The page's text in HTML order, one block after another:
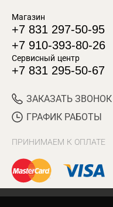
Магазин
+7 831 297-50-95
+7 910-393-80-26
Сервисный центр
+7 831 295-50-67
ЗАКАЗАТЬ ЗВОНОК
ГРАФИК РАБОТЫ
ПРИНИМАЕМ К ОПЛАТЕ